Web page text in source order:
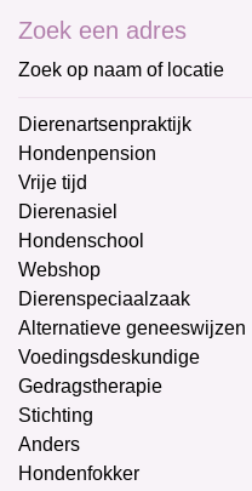
Zoek een adres
Zoek op naam of locatie
Dierenartsenpraktijk
Hondenpension
Vrije tijd
Dierenasiel
Hondenschool
Webshop
Dierenspeciaalzaak
Alternatieve geneeswijzen
Voedingsdeskundige
Gedragstherapie
Stichting
Anders
Hondenfokker